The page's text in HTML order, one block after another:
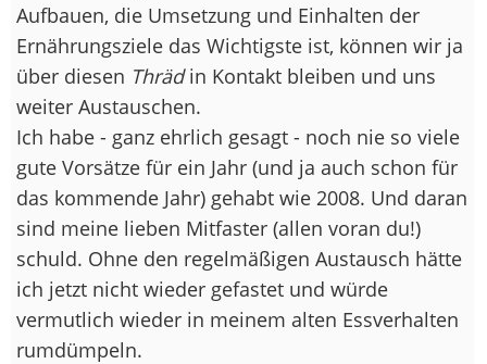
Aufbauen, die Umsetzung und Einhalten der
Ernährungsziele das Wichtigste ist, können wir ja
über diesen Thrädin Kontakt bleiben und uns
weiter Austauschen.
Ich habe - ganz ehrlich gesagt - noch nie so viele
gute Vorsätze für ein Jahr (und ja auch schon für
das kommende Jahr) gehabt wie 2008. Und daran
sind meine lieben Mitfaster (allen voran du!)
schuld. Ohne den regelmäßigen Austausch hätte
ich jetzt nicht wieder gefastet und würde
vermutlich wieder in meinem alten Essverhalten
rumdümpeln.